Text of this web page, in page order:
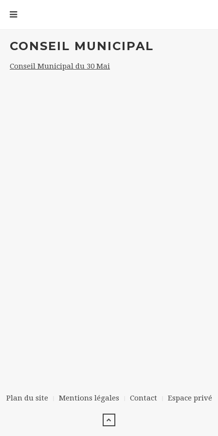
CONSEIL MUNICIPAL
Conseil Municipal du 30 Mai
Plan du site Mentions légales Contact Espace privé